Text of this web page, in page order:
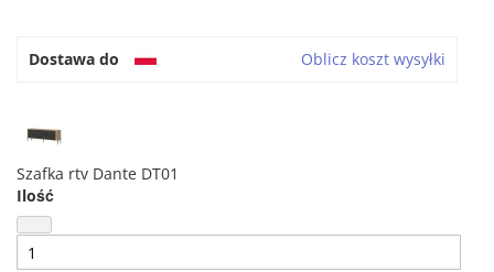
Dostawa do Oblicz koszt wysyłki
Szafka rtv Dante DT01
Ilość